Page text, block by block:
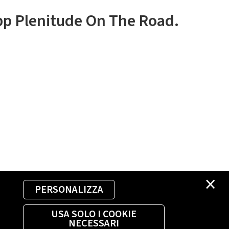
×
PERSONALIZZA
USA SOLO I COOKIE
NECESSARI
Plenitude On The Road.